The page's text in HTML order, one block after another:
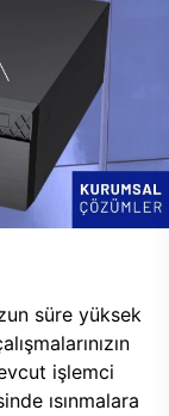
süre yüksek
işlemci
ısınmalara